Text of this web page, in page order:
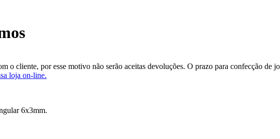
o cliente, por esse motivo não serão aceitas devoluções. O prazo para confecção de
loja on-line.
6x3mm.